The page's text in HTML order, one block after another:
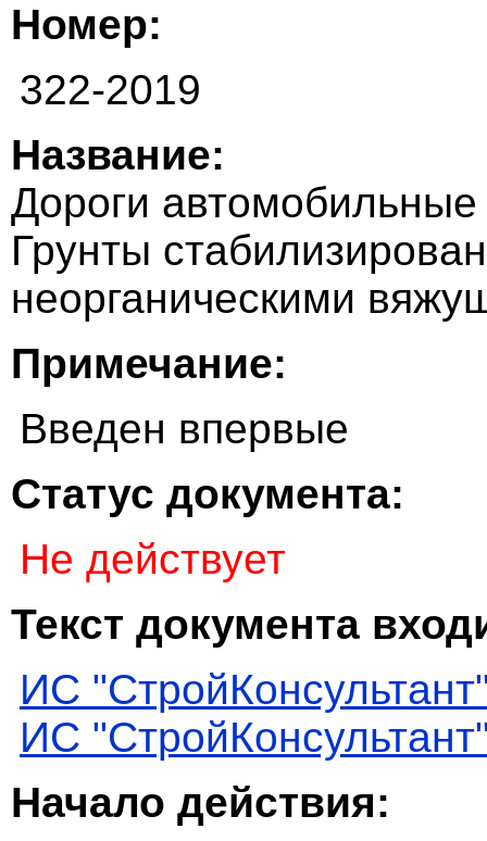
Номер:
322-2019
Название:
Дороги
Грунты
неорганическими
Примечание:
Введен впервые
Статус документа:
Не действует
Текст документа
ИС
ИС
Начало действия: